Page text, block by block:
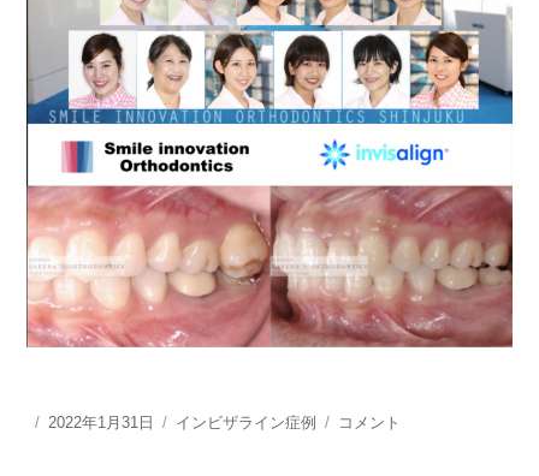
投
2022年1月31日
カ
インビザライン症例
イ
コメント